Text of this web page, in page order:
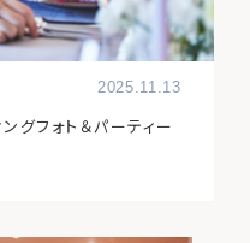
2025.11.13
グフォト＆パーティー